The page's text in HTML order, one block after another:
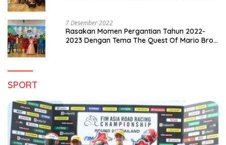
7 Desember 2022
Rasakan Momen Pergantian Tahun 2022-
2023 Dengan Tema The Quest Of Mario Bros
SPORT